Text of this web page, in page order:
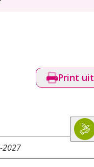
Print uit